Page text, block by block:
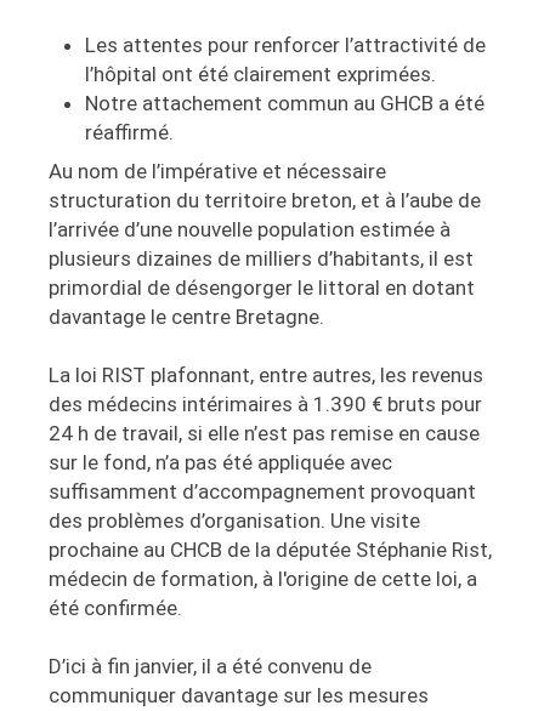
Les attentes pour renforcer l’attractivité de
l’hôpital ont été clairement exprimées.
Notre attachement commun au GHCB a été
réaffirmé.
Au nom de l’impérative et nécessaire
structuration du territoire breton, et à l’aube de
l’arrivée d’une nouvelle population estimée à
plusieurs dizaines de milliers d’habitants, il est
primordial de désengorger le littoral en dotant
davantage le centre Bretagne.
La loi RIST plafonnant, entre autres, les revenus
des médecins intérimaires à 1.390 € bruts pour
24 h de travail, si elle n’est pas remise en cause
sur le fond, n’a pas été appliquée avec
suffisamment d’accompagnement provoquant
des problèmes d’organisation. Une visite
prochaine au CHCB de la députée Stéphanie Rist,
médecin de formation, à l'origine de cette loi, a
été confirmée.
D’ici à fin janvier, il a été convenu de
communiquer davantage sur les mesures